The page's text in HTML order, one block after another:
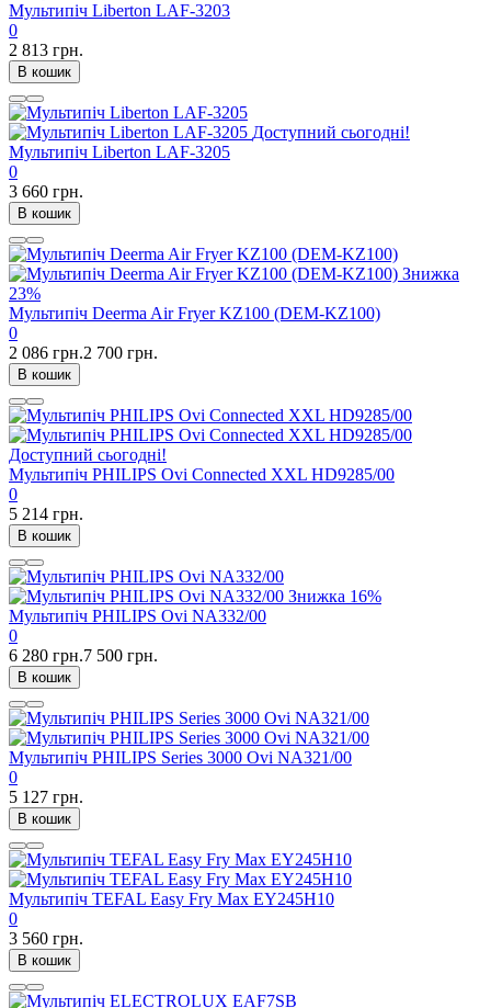
Мультипіч Liberton LAF-3203
0
2 813 грн.
В кошик
Доступний сьогодні!
Мультипіч Liberton LAF-3205
0
3 660 грн.
В кошик
Знижка
23%
Мультипіч Deerma Air Fryer KZ100 (DEM-KZ100)
0
2 086 грн.2 700 грн.
В кошик
Доступний сьогодні!
Мультипіч PHILIPS Ovi Connected XXL HD9285/00
0
5 214 грн.
В кошик
Знижка 16%
Мультипіч PHILIPS Ovi NA332/00
0
6 280 грн.7 500 грн.
В кошик
Мультипіч PHILIPS Series 3000 Ovi NA321/00
0
5 127 грн.
В кошик
Мультипіч TEFAL Easy Fry Max EY245H10
0
3 560 грн.
В кошик